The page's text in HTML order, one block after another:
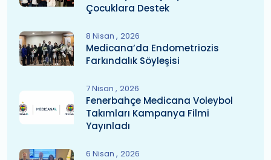
Çocuklara Destek
8 Nisan 2026
Medicana’da Endometriozis
Farkındalık Söyleşisi
7 Nisan 2026
Fenerbahçe Medicana Voleybol
Takımları Kampanya Filmi
Yayınladı
6 Nisan 2026